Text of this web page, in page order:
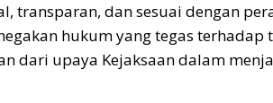
transparan, dan sesuai dengan
hukum yang tegas
dari upaya Kejaksaan dalam